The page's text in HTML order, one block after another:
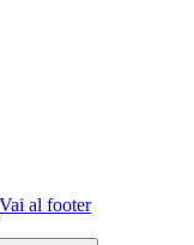
Vai al footer